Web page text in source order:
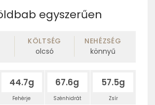
egyszerűen
KÖLTSÉG
olcsó
NEHÉZSÉG
könnyű
44.7g
Fehérje
67.6g
Szénhidrát
57.5g
Zsír